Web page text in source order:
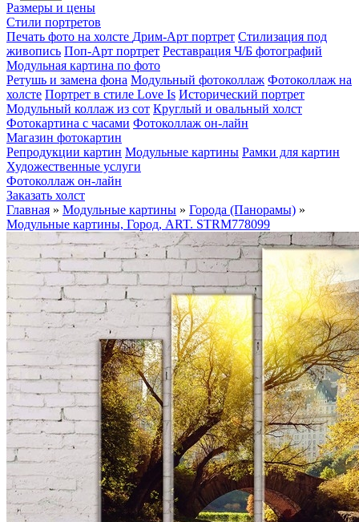
Размеры и цены
Стили портретов
Печать фото на холсте Дрим-Арт портрет Стилизация под
живопись Поп-Арт портрет Реставрация Ч/Б фотографий
Модульная картина по фото
Ретушь и замена фона Модульный фотоколлаж Фотоколлаж на
холсте Портрет в стиле Love Is Исторический портрет
Модульный коллаж из сот Круглый и овальный холст
Фотокартина с часами Фотоколлаж он-лайн
Магазин фотокартин
Репродукции картин Модульные картины Рамки для картин
Художественные услуги
Фотоколлаж он-лайн
Заказать холст
Главная » Модульные картины » Города (Панорамы) »
Модульные картины, Город, ART. STRM778099